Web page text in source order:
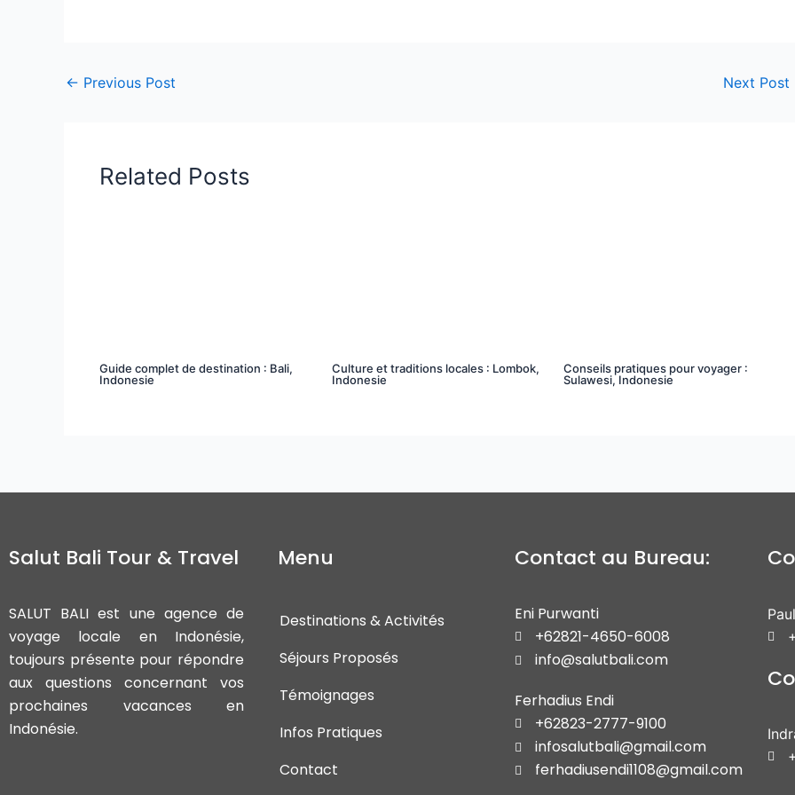
← Previous Post Next Post
Related Posts
Guide complet de destination : Bali,
Indonesie
Culture et traditions locales : Lombok,
Indonesie
Conseils pratiques pour voyager :
Sulawesi, Indonesie
Salut Bali Tour & Travel
SALUT BALI est une agence de
voyage locale en Indonésie,
toujours présente pour répondre
aux questions concernant vos
prochaines vacances en
Indonésie.
Menu
Destinations & Activités
Séjours Proposés
Témoignages
Infos Pratiques
Contact
Contact au Bureau:
Eni Purwanti
+62821-4650-6008
info@salutbali.com
Ferhadius Endi
+62823-2777-9100
infosalutbali@gmail.com
ferhadiusendi1108@gmail.com